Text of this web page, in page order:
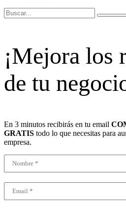
¡Mejora los
de tu
En 3 minutos recibirás en tu email
GRATIS todo lo que necesitas para
empresa.